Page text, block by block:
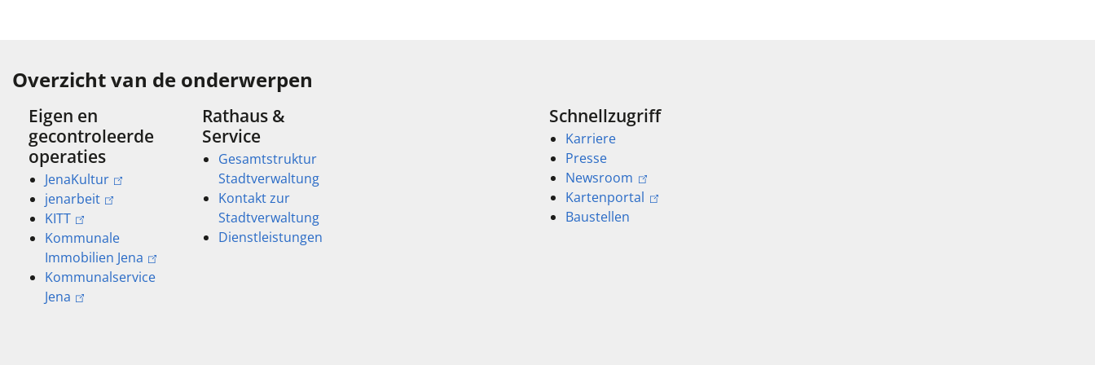
Overzicht van de onderwerpen
Eigen en
gecontroleerde
operaties
JenaKultur
jenarbeit
KITT
Kommunale
Immobilien Jena
Kommunalservice
Jena
Rathaus &
Service
Gesamtstruktur
Stadtverwaltung
Kontakt zur
Stadtverwaltung
Dienstleistungen
Schnellzugriff
Karriere
Presse
Newsroom
Kartenportal
Baustellen